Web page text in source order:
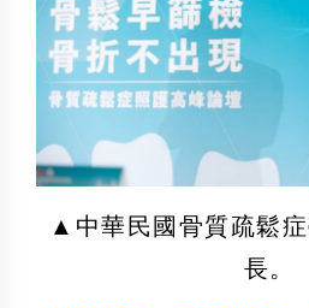
▲中華民國骨質疏鬆
長。